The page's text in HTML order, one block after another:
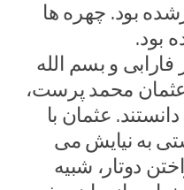
بود. چهره ها
بود.
و بسم الله
عثمان محمد پرست،
عثمان با
به نیایش می
دوتار، شبیه